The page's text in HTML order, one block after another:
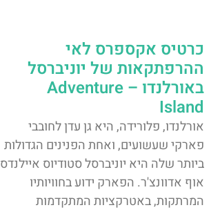
כרטיס אקספרס לאי
ההרפתקאות של יוניברסל
באורלנדו – Adventure
Island
אורלנדו, פלורידה, היא גן עדן לחובבי
פארקי שעשועים, ואחת הפנינים הגדולות
ביותר שלה היא יוניברסל סטודיוס איילנדס
אוף אדוונצ'ר. הפארק ידוע בחוויותיו
המרתקות, באטרקציות המתקדמות